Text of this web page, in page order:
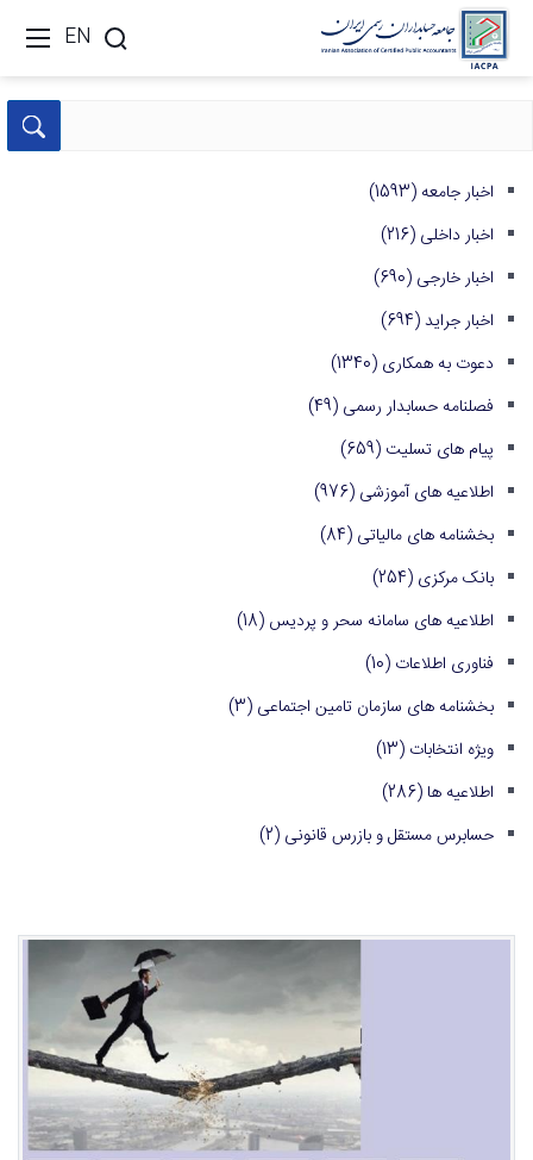
EN
اخبار جامعه (1593)
اخبار داخلی (216)
اخبار خارجی (690)
اخبار جراید(694)
دعوت به همکاری (1340)
فصلنامه حسابدار رسمی (49)
پیام های تسلیت (659)
اطلاعیه های آموزشی (976)
بخشنامه های مالیاتی (84)
بانک مرکزی (254)
اطلاعیه های سامانه سحر و پردیس (18)
فناوری اطلاعات (10)
بخشنامه های سازمان تامین اجتماعی (3)
ویژه انتخابات (13)
اطلاعیه ها (286)
حسابرس مستقل و بازرس قانونی (2)